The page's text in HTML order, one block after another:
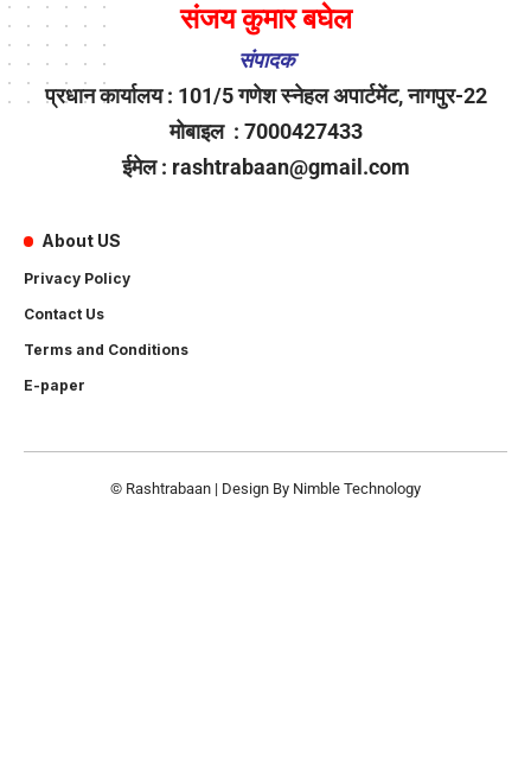
संजय कुमार बघेल
संपादक
प्रधान कार्यालय : 101/5 गणेश स्नेहल अपार्टमेंट, नागपुर-22
मोबाइल : 7000427433
ईमेल : rashtrabaan@gmail.com
About US
Privacy Policy
Contact Us
Terms and Conditions
E-paper
© Rashtrabaan | Design By Nimble Technology